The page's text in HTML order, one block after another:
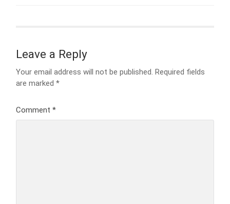
Leave a Reply
Your email address will not be published. Required fields
are marked*
Comment*